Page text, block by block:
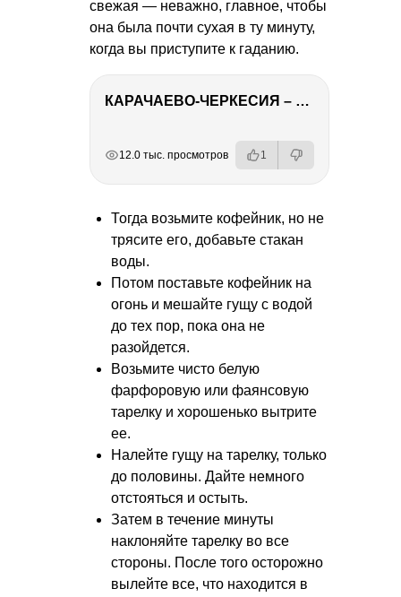
свежая — неважно, главное, чтобы
она была почти сухая в ту минуту,
когда вы приступите к гаданию.
КАРАЧАЕВО-ЧЕРКЕСИЯ – ПУТЕШЕСТВИЕ НА КАВКАЗ часть 2
12.0 тыс. просмотров 1
Тогда возьмите кофейник, но не
трясите его, добавьте стакан
воды.
Потом поставьте кофейник на
огонь и мешайте гущу с водой
до тех пор, пока она не
разойдется.
Возьмите чисто белую
фарфоровую или фаянсовую
тарелку и хорошенько вытрите
ее.
Налейте гущу на тарелку, только
до половины. Дайте немного
отстояться и остыть.
Затем в течение минуты
наклоняйте тарелку во все
стороны. После того осторожно
вылейте все, что находится в